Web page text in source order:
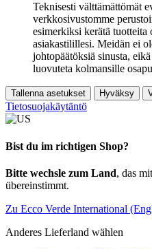
Teknisesti välttämättömät
verkkosivustomme
esimerkiksi kerätä
asiakastilillesi. Meidän ei
johtopäätöksiä sinusta,
luovuteta kolmansille
Tallenna asetukset Hyväksy
Tietosuojakäytäntö
Bist du im richtigen Shop?
Bitte wechsle zum Land, das
übereinstimmt.
Zu Ecco Verde International
Anderes Lieferland wählen